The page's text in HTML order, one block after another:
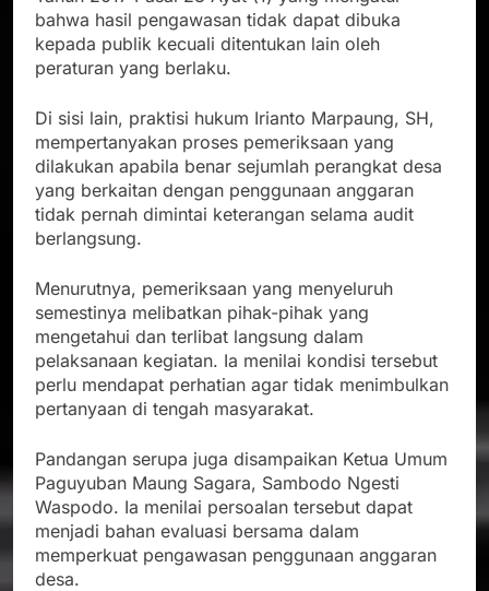
bahwa hasil pengawasan tidak dapat dibuka
kepada publik kecuali ditentukan lain oleh
peraturan yang berlaku.
Di sisi lain, praktisi hukum Irianto Marpaung, SH,
mempertanyakan proses pemeriksaan yang
dilakukan apabila benar sejumlah perangkat desa
yang berkaitan dengan penggunaan anggaran
tidak pernah dimintai keterangan selama audit
berlangsung.
Menurutnya, pemeriksaan yang menyeluruh
semestinya melibatkan pihak-pihak yang
mengetahui dan terlibat langsung dalam
pelaksanaan kegiatan. Ia menilai kondisi tersebut
perlu mendapat perhatian agar tidak menimbulkan
pertanyaan di tengah masyarakat.
Pandangan serupa juga disampaikan Ketua Umum
Paguyuban Maung Sagara, Sambodo Ngesti
Waspodo. Ia menilai persoalan tersebut dapat
menjadi bahan evaluasi bersama dalam
memperkuat pengawasan penggunaan anggaran
desa.